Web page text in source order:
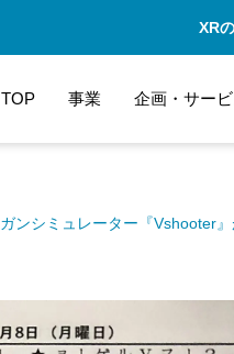
XR
TOP 事業 企画・サー
ガンシミュレーター『Vshooter